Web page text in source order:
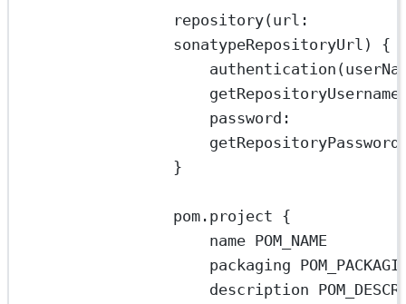
repository(url :
sonatypeRepositoryUrl) {
authentication(
password :
}
pom . project {
name POM_NAME
packaging
description